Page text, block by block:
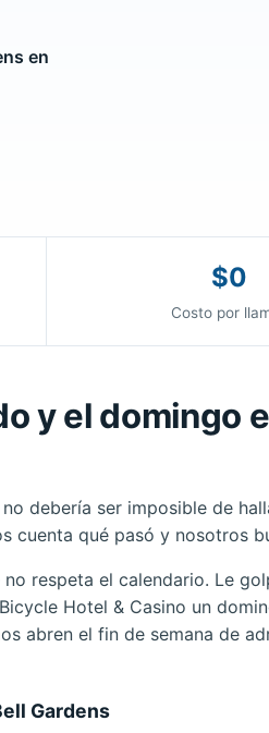
en
$0
Costo por
y el domingo
no debería ser imposible de
cuenta qué pasó y nosotros
respeta el calendario. Le
Hotel & Casino un
abren el fin de semana de
Gardens